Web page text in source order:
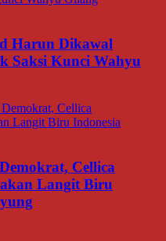
Harun Dikawal
Saksi Kunci Wahyu
Cellica
Langit Biru